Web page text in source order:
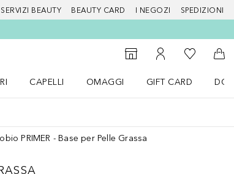
SERVIZI BEAUTY BEAUTY CARD I NEGOZI SPEDIZIONI
StorefinderAl Mio Account
Alla Mia
Al
CAPELLI
OMAGGI
GIFT CARD
PRIMER - Base per Pelle Grassa